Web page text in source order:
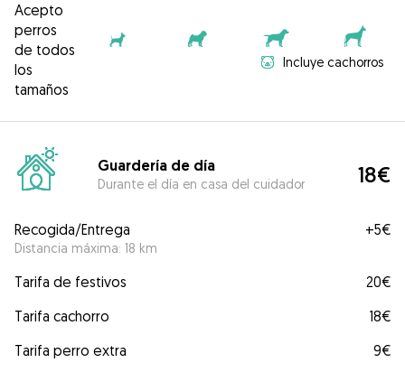
Acepto
perros
de todos
los
tamaños
Incluye cachorros
Guardería de día
Durante el día en casa del cuidador 18€
Recogida/Entrega
Distancia máxima: 18 km
+5€
Tarifa de festivos
20€
Tarifa cachorro
18€
Tarifa perro extra
9€